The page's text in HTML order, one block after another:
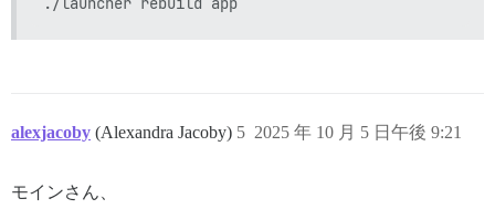
alexjacoby (Alexandra Jacoby) 2025 年 10 月 5 日午後 9:21
5
モインさん、